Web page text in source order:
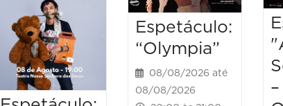
Espetáculo:
“Olympia”
08/08/2026 até
08/08/2026